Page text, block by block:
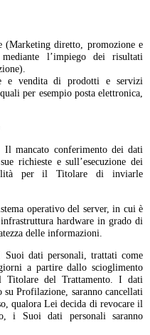
(Marketing diretto, promozione e
l’impiego dei risultati
e vendita di prodotti e servizi
per esempio posta elettronica,
Il mancato conferimento dei dati
richieste e sull’esecuzione dei
per il Titolare di inviarle
operativo del server, in cui è
hardware in grado di
delle informazioni.
Suoi dati personali, trattati come
a partire dallo scioglimento
Titolare del Trattamento. I dati
Profilazione, saranno cancellati
qualora Lei decida di revocare il
i Suoi dati personali saranno